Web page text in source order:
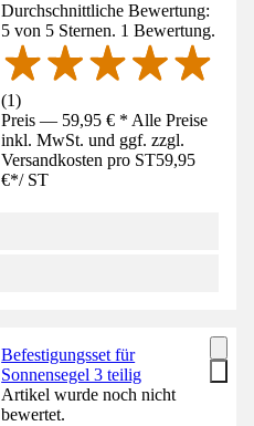
Durchschnittliche Bewertung:
5 von 5 Sternen. 1 Bewertung.
(1)
Preis — 59,95 € * Alle Preise
inkl. MwSt. und ggf. zzgl.
Versandkosten pro ST59,95
€*/ ST
Befestigungsset für
Sonnensegel 3 teilig
Artikel wurde noch nicht
bewertet.